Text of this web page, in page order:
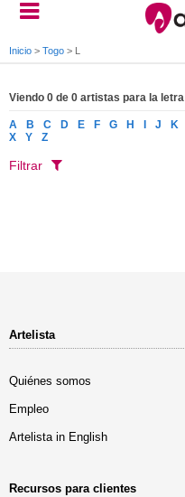
Inicio > Togo > L
Viendo 0 de 0 artistas para la letra
A B C D E F G H J K
X
Y Z
Filtrar
Artelista
Quiénes somos
Empleo
Artelista in English
Recursos para clientes